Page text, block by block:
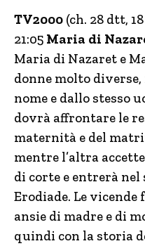
TV2000 (ch. 28 dtt,
21:05 Maria di
Maria di Nazaret e
donne molto
nome e dallo stesso
dovrà affrontare le
maternità e del
mentre l’altra
di corte e entrerà
Erodiade. Le
ansie di madre e di
quindi con la storia